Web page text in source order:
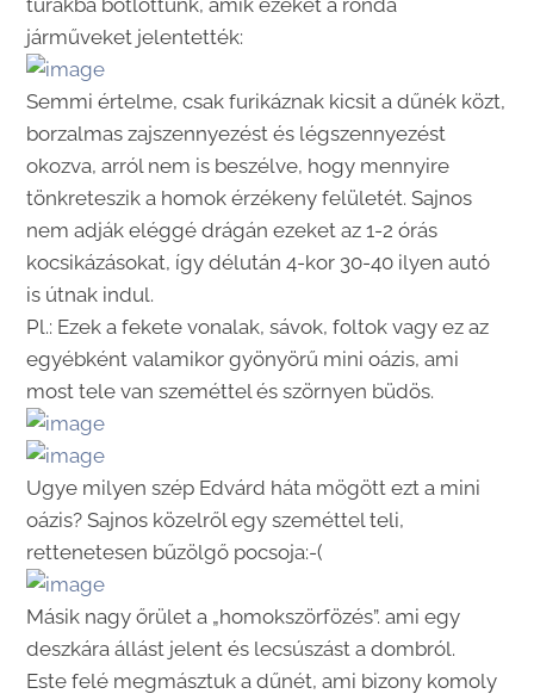
túrákba botlottunk, amik ezeket a ronda
járműveket jelentették:
Semmi értelme, csak furikáznak kicsit a dűnék közt,
borzalmas zajszennyezést és légszennyezést
okozva, arról nem is beszélve, hogy mennyire
tönkreteszik a homok érzékeny felületét. Sajnos
nem adják eléggé drágán ezeket az 1-2 órás
kocsikázásokat, így délután 4-kor 30-40 ilyen autó
is útnak indul.
Pl.: Ezek a fekete vonalak, sávok, foltok vagy ez az
egyébként valamikor gyönyörű mini oázis, ami
most tele van szeméttel és szörnyen büdös.
Ugye milyen szép Edvárd háta mögött ezt a mini
oázis? Sajnos közelről egy szeméttel teli,
rettenetesen bűzölgő pocsoja:-(
Másik nagy őrület a „homokszörfözés”. ami egy
deszkára állást jelent és lecsúszást a dombról.
Este felé megmásztuk a dűnét, ami bizony komoly